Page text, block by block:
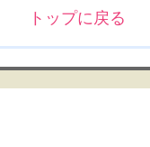
トップに戻る